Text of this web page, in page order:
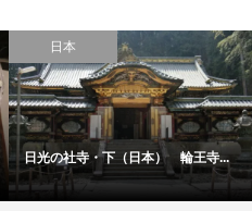
日本
日光の社寺・下（日本） 輪王寺...